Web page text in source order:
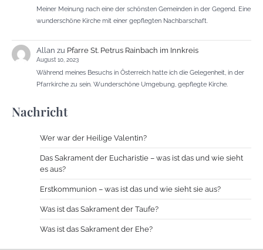
Meiner Meinung nach eine der schönsten Gemeinden in der Gegend. Eine
wunderschöne Kirche mit einer gepflegten Nachbarschaft.
Allan zu Pfarre St. Petrus Rainbach im Innkreis
August 10, 2023
Während meines Besuchs in Österreich hatte ich die Gelegenheit, in der
Pfarrkirche zu sein. Wunderschöne Umgebung, gepflegte Kirche.
Nachricht
Wer war der Heilige Valentin?
Das Sakrament der Eucharistie – was ist das und wie sieht
es aus?
Erstkommunion – was ist das und wie sieht sie aus?
Was ist das Sakrament der Taufe?
Was ist das Sakrament der Ehe?